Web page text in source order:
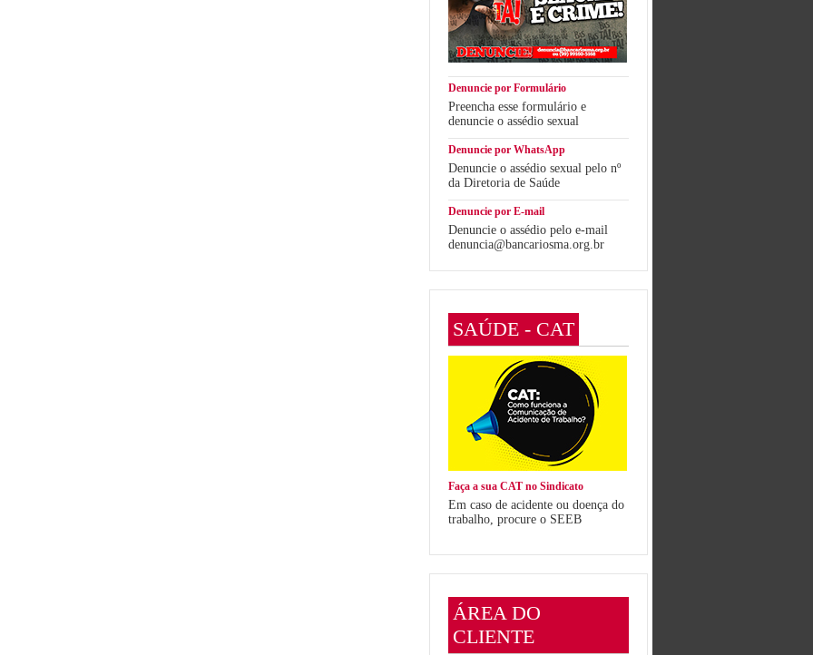
Denuncie por Formulário
Preencha esse formulário e
denuncie o assédio sexual
Denuncie por WhatsApp
Denuncie o assédio sexual pelo nº
da Diretoria de Saúde
Denuncie por E-mail
Denuncie o assédio pelo e-mail
denuncia@bancariosma.org.br
SAÚDE - CAT
Faça a sua CAT no Sindicato
Em caso de acidente ou doença do
trabalho, procure o SEEB
ÁREA DO
CLIENTE